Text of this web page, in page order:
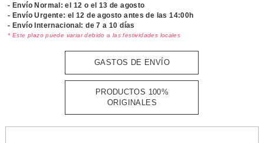
- Envío Normal: el 12 o el 13 de agosto
- Envío Urgente: el12 de agosto antes de las 14:00h
- Envío Internacional: de 7 a 10 días
* Este plazo puede variar debido a las festividades locales
GASTOS DE ENVÍO
PRODUCTOS 100%
ORIGINALES